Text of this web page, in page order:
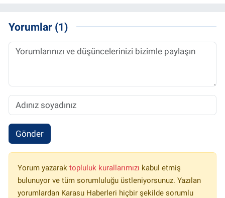
Yorumlar (1)
Gönder
Yorum yazarak topluluk kurallarımızı kabul etmiş
bulunuyor ve tüm sorumluluğu üstleniyorsunuz. Yazılan
yorumlardan Karasu Haberleri hiçbir şekilde sorumlu